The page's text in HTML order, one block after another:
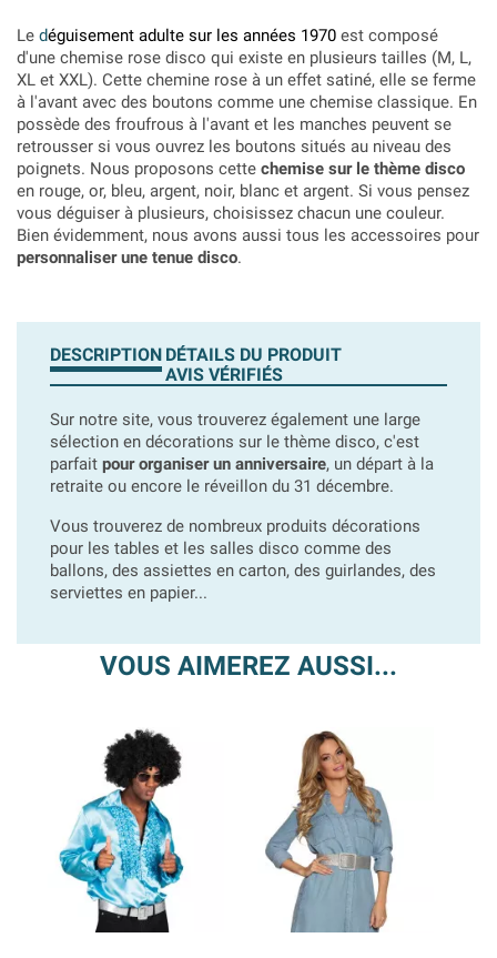
Le déguisement adulte sur les années 1970 est composé
d'une chemise rose disco qui existe en plusieurs tailles (M, L,
XL et XXL). Cette chemine rose à un effet satiné, elle se ferme
à l'avant avec des boutons comme une chemise classique. En
possède des froufrous à l'avant et les manches peuvent se
retrousser si vous ouvrez les boutons situés au niveau des
poignets. Nous proposons cette chemise sur le thème disco
en rouge, or, bleu, argent, noir, blanc et argent. Si vous pensez
vous déguiser à plusieurs, choisissez chacun une couleur.
Bien évidemment, nous avons aussi tous les accessoires pour
personnaliser une tenue disco.
DESCRIPTION DÉTAILS DU PRODUIT
AVIS VÉRIFIÉS
Sur notre site, vous trouverez également une large
sélection en décorations sur le thème disco, c'est
parfait pour organiser un anniversaire, un départ à la
retraite ou encore le réveillon du 31 décembre.
Vous trouverez de nombreux produits décorations
pour les tables et les salles disco comme des
ballons, des assiettes en carton, des guirlandes, des
serviettes en papier...
VOUS AIMEREZ AUSSI...